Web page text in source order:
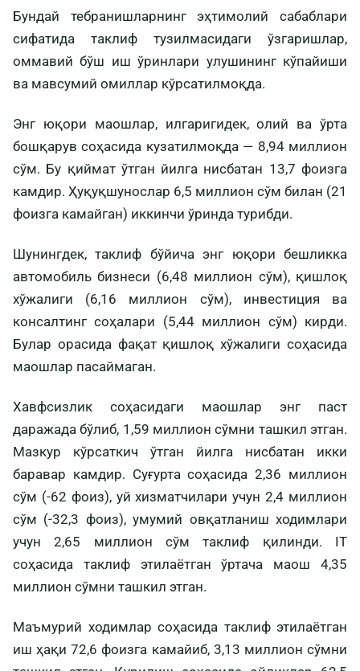
Бундай тебранишларнинг эҳтимолий сабаблари
сифатида таклиф тузилмасидаги ўзгаришлар,
оммавий бўш иш ўринлари улушининг кўпайиши
ва мавсумий омиллар кўрсатилмоқда.
Энг юқори маошлар, илгаригидек, олий ва ўрта
бошқарув соҳасида кузатилмоқда — 8,94 миллион
сўм. Бу қиймат ўтган йилга нисбатан 13,7 фоизга
камдир. Ҳуқуқшунослар 6,5 миллион сўм билан (21
фоизга камайган) иккинчи ўринда турибди.
Шунингдек, таклиф бўйича энг юқори бешликка
автомобиль бизнеси (6,48 миллион сўм), қишлоқ
хўжалиги (6,16 миллион сўм), инвестиция ва
консалтинг соҳалари (5,44 миллион сўм) кирди.
Булар орасида фақат қишлоқ хўжалиги соҳасида
маошлар пасаймаган.
Хавфсизлик соҳасидаги маошлар энг паст
даражада бўлиб, 1,59 миллион сўмни ташкил этган.
Мазкур кўрсаткич ўтган йилга нисбатан икки
баравар камдир. Суғурта соҳасида 2,36 миллион
сўм (-62 фоиз), уй хизматчилари учун 2,4 миллион
сўм (-32,3 фоиз), умумий овқатланиш ходимлари
учун 2,65 миллион сўм таклиф қилинди. IT
соҳасида таклиф этилаётган ўртача маош 4,35
миллион сўмни ташкил этган.
Маъмурий ходимлар соҳасида таклиф этилаётган
иш ҳақи 72,6 фоизга камайиб, 3,13 миллион сўмни